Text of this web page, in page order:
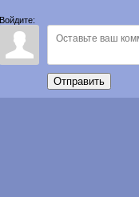
Войдите:
Отправить